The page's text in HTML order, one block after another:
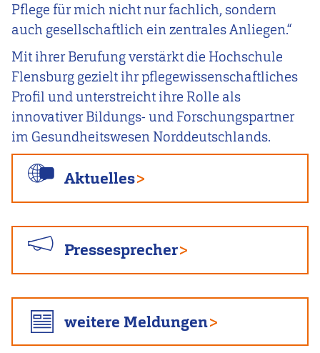
Pflege für mich nicht nur fachlich, sondern
auch gesellschaftlich ein zentrales Anliegen.“
Mit ihrer Berufung verstärkt die Hochschule
Flensburg gezielt ihr pflegewissenschaftliches
Profil und unterstreicht ihre Rolle als
innovativer Bildungs- und Forschungspartner
im Gesundheitswesen Norddeutschlands.
Aktuelles
Pressesprecher
weitere Meldungen